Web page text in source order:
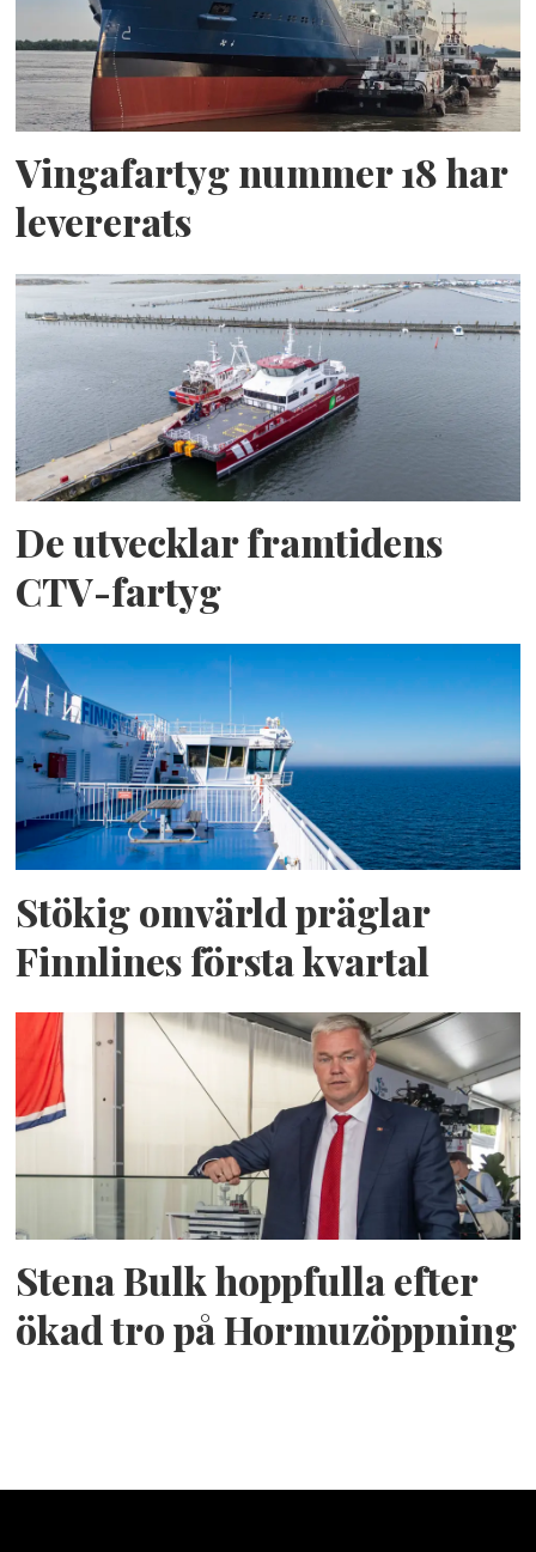
Vingafartyg nummer 18 har
levererats
De utvecklar framtidens
CTV-fartyg
Stökig omvärld präglar
Finnlines första kvartal
Stena Bulk hoppfulla efter
ökad tro på Hormuzöppning